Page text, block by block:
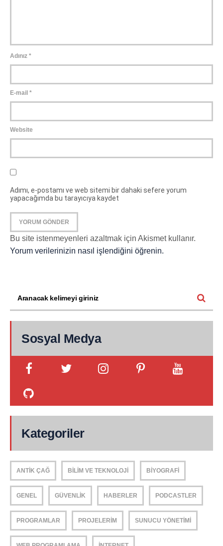
Adınız *
E-mail *
Website
Adımı, e-postamı ve web sitemi bir dahaki sefere yorum
yapacağımda bu tarayıcıya kaydet
Bu site istenmeyenleri azaltmak için Akismet kullanır.
Yorum verilerinizin nasıl işlendiğini öğrenin.
Sosyal Medya
Kategoriler
ANTIK ÇAĞ BILIM VE TEKNOLOJI BIYOGRAFI
GENEL GÜVENLIK HABERLER PODCASTLER
PROGRAMLAR PROJELERIM SUNUCU YÖNETIMI